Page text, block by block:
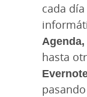
cada
hasta